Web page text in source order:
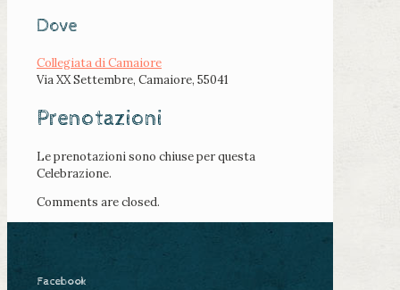
Dove
Collegiata di Camaiore
Via XX Settembre, Camaiore, 55041
Prenotazioni
Le prenotazioni sono chiuse per questa
Celebrazione.
Comments are closed.
Facebook